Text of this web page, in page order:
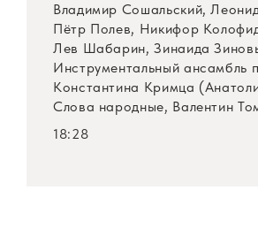
Владимир Сошальский,
Пётр Полев, Никифор
Лев Шабарин, Зинаида
Инструментальный ансамбль
Константина Кримца
Слова народные, Валентин
18:28